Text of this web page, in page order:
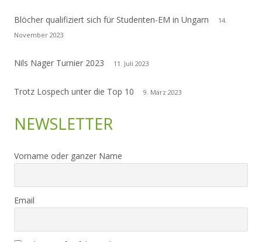
Blöcher qualifiziert sich für Studenten-EM in Ungarn
14.
November 2023
Nils Nager Turnier 2023 11. Juli 2023
Trotz Lospech unter die Top 10 9. März 2023
NEWSLETTER
Vorname oder ganzer Name
Email